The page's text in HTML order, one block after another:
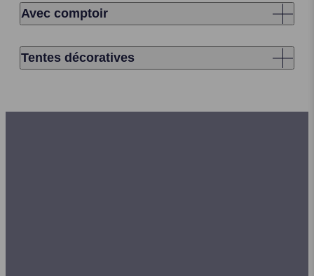
Avec comptoir
Tentes décoratives